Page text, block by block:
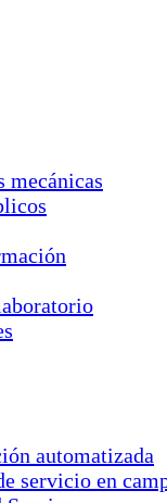
mecánicas
automatizada
servicio en